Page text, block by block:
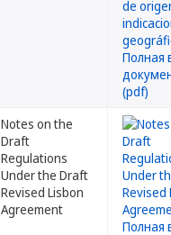
Notes on the
Draft
Regulations
Under the Draft
Revised Lisbon
Agreement